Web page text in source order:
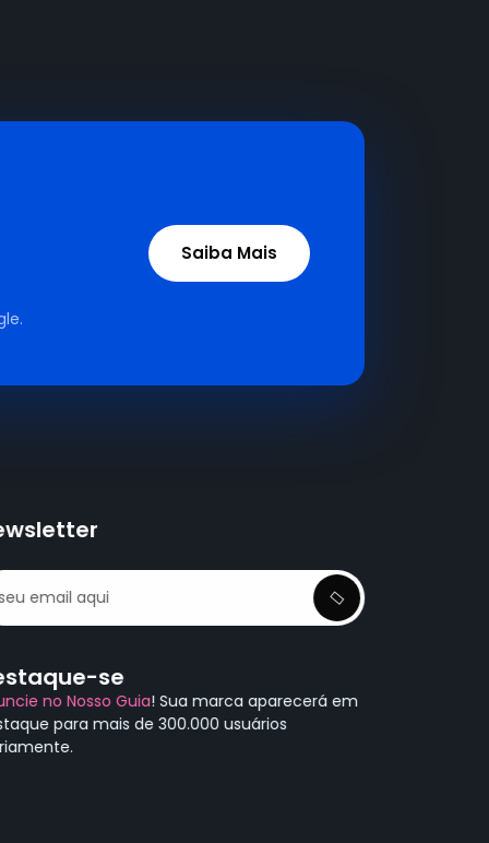
Saiba Mais
se
no Nosso Guia! Sua marca aparecerá em
para mais de 300.000 usuários